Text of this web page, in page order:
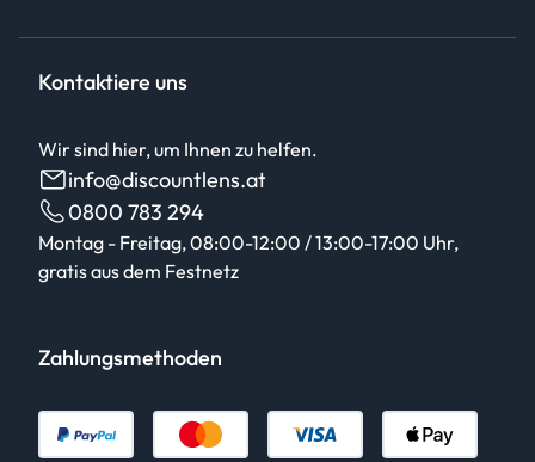
Kontaktiere uns
Wir sind hier, um Ihnen zu helfen.
info@discountlens.at
0800 783 294
Montag - Freitag, 08:00-12:00 / 13:00-17:00 Uhr,
gratis aus dem Festnetz
Zahlungsmethoden